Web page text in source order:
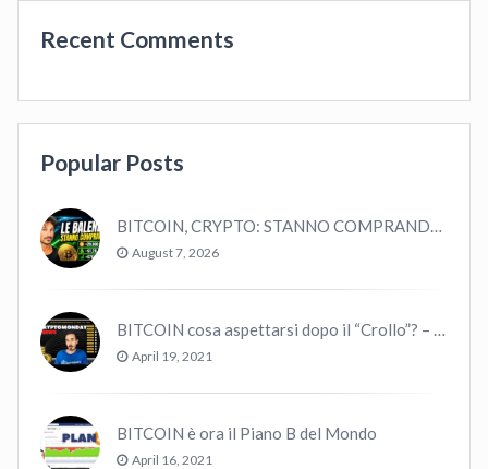
Recent Comments
Popular Posts
August 7, 2026
April 19, 2021
BITCOIN è ora il Piano B del Mondo
April 16, 2021